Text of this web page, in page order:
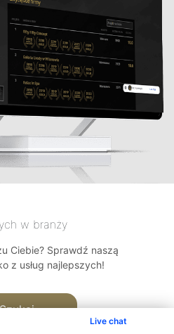
Live chat
w branży
Ciebie? Sprawdź naszą
z usług najlepszych!
Szukaj